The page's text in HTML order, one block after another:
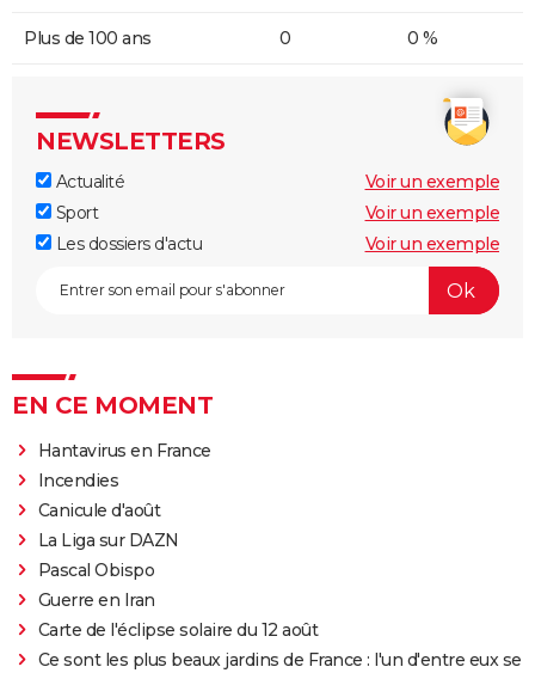
Plus de 100 ans 0 0 %
NEWSLETTERS
Actualité
Voir un exemple
Sport
Voir un exemple
Les dossiers d'actu
Voir un exemple
EN CE MOMENT
Hantavirus en France
Incendies
Canicule d'août
La Liga sur DAZN
Pascal Obispo
Guerre en Iran
Carte de l'éclipse solaire du 12 août
Ce sont les plus beaux jardins de France : l'un d'entre eux se